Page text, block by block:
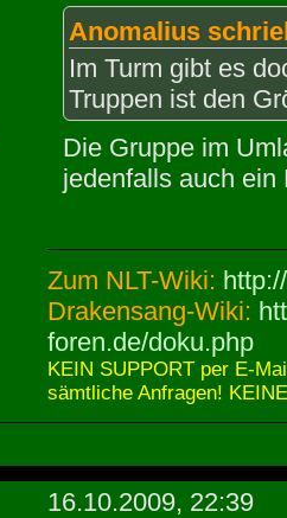
Anomalius
Im Turm gibt es
Truppen ist den
Die Gruppe im
jedenfalls auch ein
Zum NLT-Wiki:
Drakensang-Wiki:
foren.de/doku.php
KEIN SUPPORT per E-
sämtliche Anfragen!
16.10.2009, 22:39